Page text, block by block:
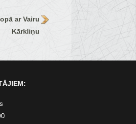
ar Vairu
Kārkliņu